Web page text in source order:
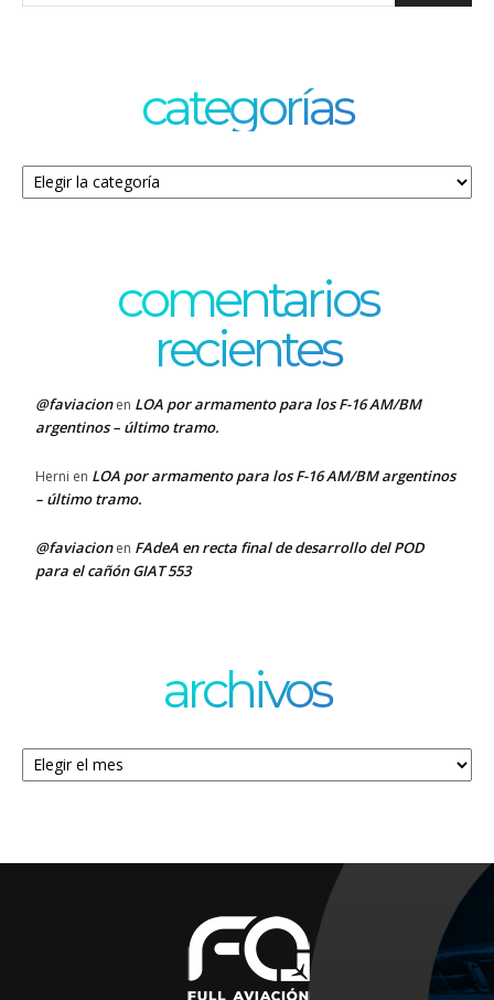
categorías
Categorías
comentarios
recientes
@faviacionen LOA por armamento para los F-16 AM/BM
argentinos – último tramo.
Herni en LOA por armamento para los F-16 AM/BM argentinos
– último tramo.
@faviacionen FAdeA en recta final de desarrollo del POD
para el cañón GIAT 553
archivos
Archivos